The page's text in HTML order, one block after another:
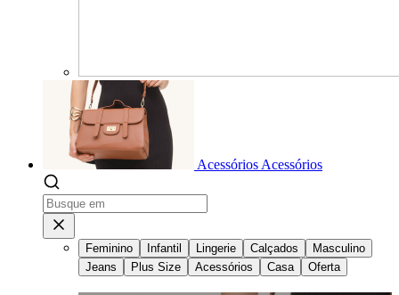
Acessórios Acessórios
Feminino Infantil Lingerie Calçados
Masculino
Jeans
Plus Size Acessórios Casa Oferta